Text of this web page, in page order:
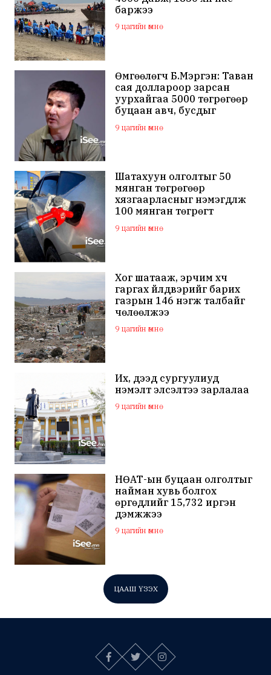
баржээ
9 цагийн өмнө
Өмгөөлөгч Б.Мэргэн: Таван
сая доллароор зарсан
уурхайгаа 5000 төгрөгөөр
буцаан авч, бусдыг
залилсан Ө.Ганзоригийн
өмгөөлөгч ёс зүйгүйгээр
9 цагийн өмнө
Шатахуун олголтыг 50
мянган төгрөгөөр
хязгаарласныг нэмэгдүүлж
100 мянган төгрөгт
хүргэхээр судалж байна
9 цагийн өмнө
Хог шатааж, эрчим хүч
гаргах үйлдвэрийг барих
газрын 146 нэгж талбайг
чөлөөлжээ
9 цагийн өмнө
Их, дээд сургуулиуд
нэмэлт элсэлтээ зарлалаа
9 цагийн өмнө
НӨАТ-ын буцаан олголтыг
найман хувь болгох
өргөдлийг 15,732 иргэн
дэмжжээ
9 цагийн өмнө
ЦААШ ҮЗЭХ